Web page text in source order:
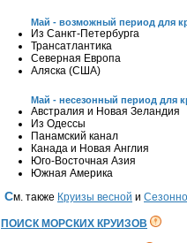
Май - возможный период для
Из Санкт-Петербурга
Трансатлантика
Северная Европа
Аляска (США)
Май - несезонный период для
Австралия и Новая Зеландия
Из Одессы
Панамский канал
Канада и Новая Англия
Юго-Восточная Азия
Южная Америка
См. также Круизы весной и
ПОИСК МОРСКИХ КРУИЗОВ